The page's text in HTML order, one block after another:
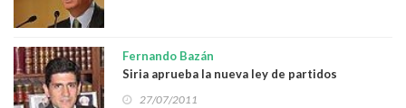
Fernando Bazán
Siria aprueba la nueva ley de partidos
27/07/2011